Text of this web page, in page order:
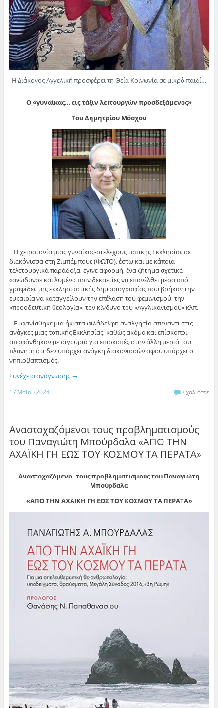
Η Διάκονος Αγγελική προσφέρει τη Θεία Κοινωνία σε μικρό παιδί…
O «γυναίκας… εις τάξιν λειτουργών προσδεξάμενος»
Του Δημητρίου Μόσχου
Η χειροτονία μιας γυναίκας-στελεχους τοπικής Εκκλησίας σε
διακόνισσα στη Ζιμπάμπουε (ΦΩΤΟ), έστω και με κάποια
τελετουργικά παράδοξα, έγινε αφορμή, ένα ζήτημα σχετικά
«ανώδυνο» και λυμένο πριν δεκαετίες να επανέλθει μέσα από
γραφίδες της εκκλησιαστικής δημοσιογραφίας που βρήκαν την
ευκαιρία να καταγγείλουν την επέλαση του φεμινισμού, την
«προοδευτική θεολογία», τον κίνδυνο του «Αγγλικανισμού» κλπ.
Εμφανίσθηκε μια ήκιστα φιλάδελφη αναλγησία απέναντι στις
ανάγκες μιας τοπικής Εκκλησίας, καθώς ακόμα και επίσκοποι
αποφάνθηκαν με σιγουριά για επισκοπές στην άλλη μεριά του
πλανήτη ότι δεν υπάρχει ανάγκη διακονισσών αφού υπάρχει ο
νηπιοβαπτισμός.
Συνέχεια ανάγνωσης →
17 Μαΐου 2024 Σχολιάστε
Αναστοχαζόμενοι τους προβληματισμούς
του Παναγιώτη Μπούρδαλα «ΑΠΟ ΤΗΝ
ΑΧΑΪΚΗ ΓΗ ΕΩΣ ΤΟΥ ΚΟΣΜΟΥ ΤΑ ΠΕΡΑΤΑ»
Αναστοχαζόμενοι τους προβληματισμούς του Παναγιώτη
Μπούρδαλα
«ΑΠΟ ΤΗΝ ΑΧΑΪΚΗ ΓΗ ΕΩΣ ΤΟΥ ΚΟΣΜΟΥ ΤΑ ΠΕΡΑΤΑ»